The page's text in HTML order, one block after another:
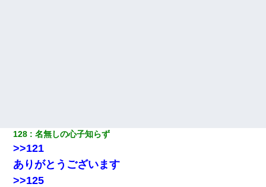
128 名無しの心子知らず
>>121
ありがとうございます
>>125